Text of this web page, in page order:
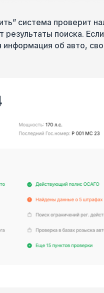
система проверит
результаты поиска.
об авто,